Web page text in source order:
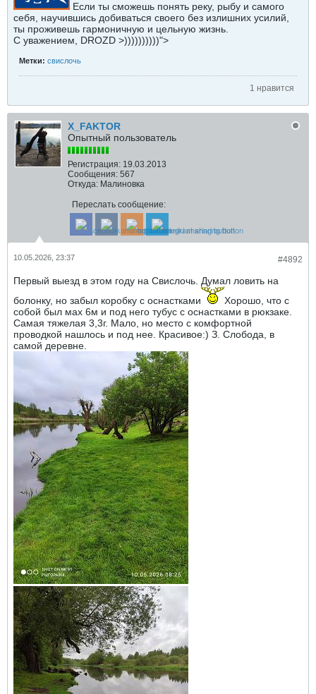
Если ты сможешь понять реку, рыбу и самого
себя, научившись добиваться своего без излишних усилий,
ты проживешь гармоничную и цельную жизнь.
С уважением, DROZD >))))))))))">
Метки: свислочь
1 нравится
X_FAKTOR
Опытный пользователь
Регистрация: 19.03.2013
Сообщения: 567
Откуда: Малиновка
Переслать сообщение:
#4892
10.05.2026, 23:37
Первый выезд в этом году на Свислочь. Думал ловить на
болонку, но забыл коробку с оснастками
Хорошо, что с
собой был мах 6м и под него тубус с оснастками в рюкзаке.
Самая тяжелая 3,3г. Мало, но место с комфортной
проводкой нашлось и под нее. Красивое:) З. Слобода, в
самой деревне.